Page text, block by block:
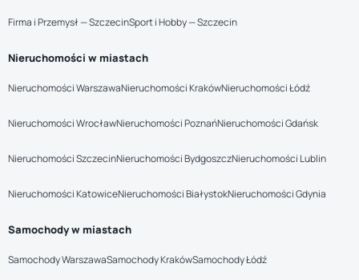
Firma i Przemysł — SzczecinSport i Hobby — Szczecin
Nieruchomości w miastach
Nieruchomości WarszawaNieruchomości KrakówNieruchomości Łódź
Nieruchomości WrocławNieruchomości PoznańNieruchomości Gdańsk
Nieruchomości SzczecinNieruchomości BydgoszczNieruchomości Lublin
Nieruchomości KatowiceNieruchomości BiałystokNieruchomości Gdynia
Samochody w miastach
Samochody WarszawaSamochody KrakówSamochody Łódź